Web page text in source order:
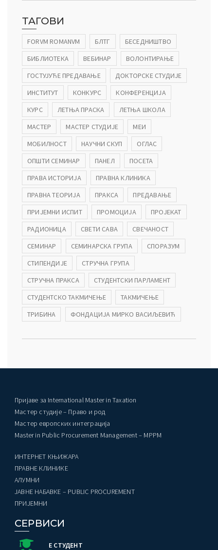
ТАГОВИ
FORVM ROMANVM БЛТГ
БЕСЕДНИШТВО
БИБЛИОТЕКА
ВЕБИНАР
ВОЛОНТИРАЊЕ
ГОСТУЈУЋЕ ПРЕДАВАЊЕ
ДОКТОРСКЕ СТУДИЈЕ
ИНСТИТУТ
КОНКУРС
КОНФЕРЕНЦИЈА
КУРС
ЛЕТЊА ПРАСКА
ЛЕТЊА ШКОЛА
МАСТЕР
МАСТЕР СТУДИЈЕ
МЕИ
МОБИЛНОСТ
НАУЧНИ СКУП
ОГЛАС
ОПШТИ СЕМИНАР
ПАНЕЛ
ПОСЕТА
ПРАВА ИСТОРИЈА
ПРАВНА КЛИНИКА
ПРАВНА ТЕОРИЈА
ПРАКСА
ПРЕДАВАЊЕ
ПРИЈЕМНИ ИСПИТ
ПРОМОЦИЈА
ПРОЈЕКАТ
РАДИОНИЦА
СВЕТИ САВА
СВЕЧАНОСТ
СЕМИНАР
СЕМИНАРСКА ГРУПА
СПОРАЗУМ
СТИПЕНДИЈЕ
СТРУЧНА ГРУПА
СТРУЧНА ПРАКСА
СТУДЕНТСКИ ПАРЛАМЕНТ
СТУДЕНТСКО ТАКМИЧЕЊЕ
ТАКМИЧЕЊЕ
ТРИБИНА
ФОНДАЦИЈА МИРКО ВАСИЉЕВИЋ
Пријаве за International Master in Taxation
Мастер студије – Право и род
Мастер европских интеграција
Master in Public Procurement Management – MPPM
ИНТЕРНЕТ КЊИЖАРА
ПРАВНЕ КЛИНИКЕ
AЛУМНИ
ЈАВНЕ НАБАВКЕ – PUBLIC PROCUREMENT
ПРИЈЕМНИ
СЕРВИСИ
Е СТУДЕНТ
Пословања” – Догађаји